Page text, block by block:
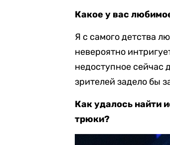
Какое у вас
Я с самого детства
невероятно
недоступное сейчас
зрителей задело бы
Как удалось найти
трюки?